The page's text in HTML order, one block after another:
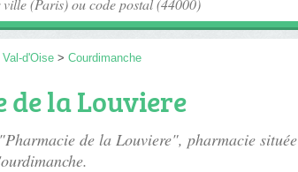
Val-d'Oise > Courdimanche
de la Louviere
de la Louviere", pharmacie située